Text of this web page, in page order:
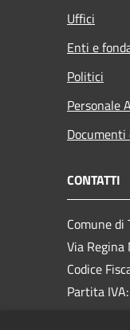
Uffici
Enti e
Politici
Personale
Documenti
CONTATTI
Comune di
Via
Codice
Partita